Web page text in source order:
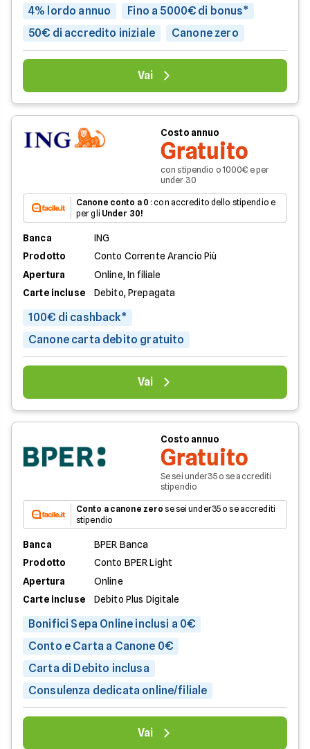
4% lordo annuo
Fino a 5000€ di bonus*
50€ di accredito iniziale
Canone zero
Vai
Costo annuo
Gratuito
con stipendio o 1000€ e per
under 30
Canone conto a 0 : con accredito dello stipendio e
per gli Under 30!
Banca
ING
Prodotto
Conto Corrente Arancio Più
Apertura
Online, In filiale
Carte incluse
Debito, Prepagata
100€ di cashback*
Canone carta debito gratuito
Vai
Costo annuo
Gratuito
Se sei under35 o se accrediti
stipendio
Conto a canone zero se sei under35 o se accrediti
stipendio
Banca
BPER Banca
Prodotto
Conto BPER Light
Apertura
Online
Carte incluse
Debito Plus Digitale
Bonifici Sepa Online inclusi a 0€
Conto e Carta a Canone 0€
Carta di Debito inclusa
Consulenza dedicata online/filiale
Vai